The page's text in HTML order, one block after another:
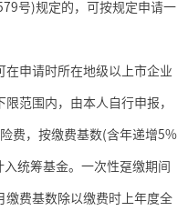
号)规定的，可按规定申请一
在申请时所在地级以上市企业
范围内，由本人自行申报，
费，按缴费基数(含年递增5%
统筹基金。一次性趸缴期间
缴费基数除以缴费时上年度全